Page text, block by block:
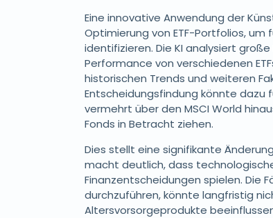
Eine innovative Anwendung der
Optimierung von ETF-Portfolios,
identifizieren. Die KI analysiert
Performance von verschiedenen
historischen Trends und weiteren
Entscheidungsfindung könnte dazu
vermehrt über den MSCI World
Fonds in Betracht ziehen.
Dies stellt eine signifikante
macht deutlich, dass
Finanzentscheidungen spielen. Die
durchzuführen, könnte langfristig
Altersvorsorgeprodukte